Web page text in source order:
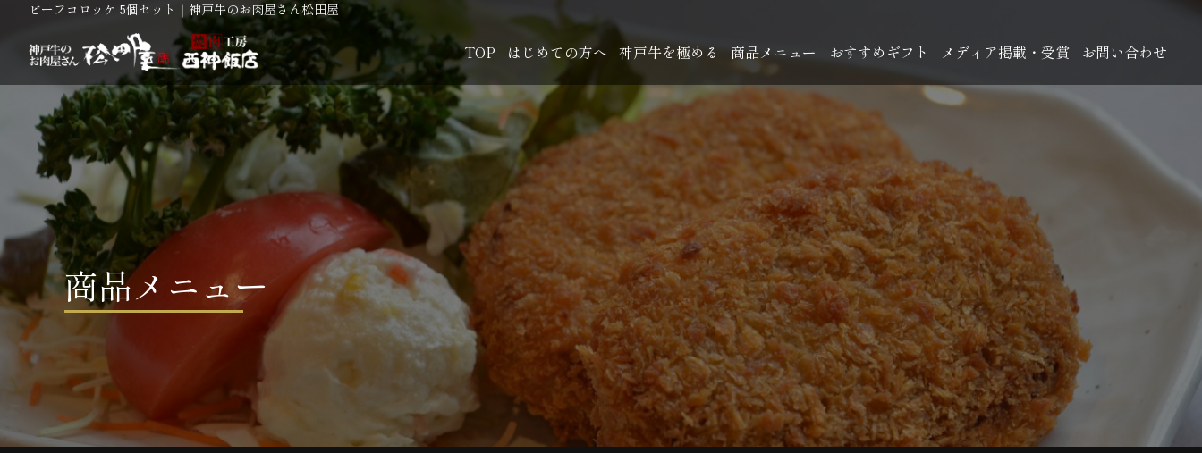
ビーフコロッケ 5個セット｜神戸牛のお肉屋さん松田屋
TOP はじめての方へ 神戸牛を極める 商品メニュー おすすめギフト メディア掲載・受賞 お問い合わせ
商品メニュー